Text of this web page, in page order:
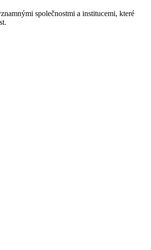
společnostmi a institucemi, které